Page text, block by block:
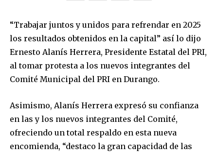
“Trabajar juntos y unidos para refrendar en 2025
los resultados obtenidos en la capital” así lo dijo
Ernesto Alanís Herrera, Presidente Estatal del PRI,
al tomar protesta a los nuevos integrantes del
Comité Municipal del PRI en Durango.
Asimismo, Alanís Herrera expresó su confianza
en las y los nuevos integrantes del Comité,
ofreciendo un total respaldo en esta nueva
encomienda, “destaco la gran capacidad de las